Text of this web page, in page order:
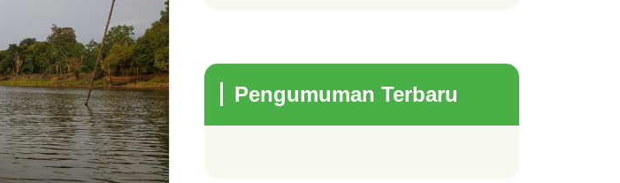
Pengumuman Terbaru